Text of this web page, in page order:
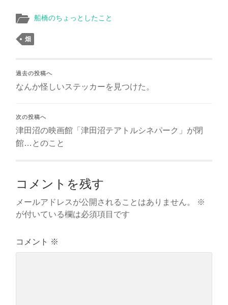
船橋のちょっとしたこと
畑
過去の投稿へ
なんか怪しいステッカーを見つけた。
次の投稿へ
津田沼の映画館「津田沼テアトルシネパーク」が閉
館…とのこと
コメントを残す
メールアドレスが公開されることはありません。
※
が付いている欄は必須項目です
コメント ※